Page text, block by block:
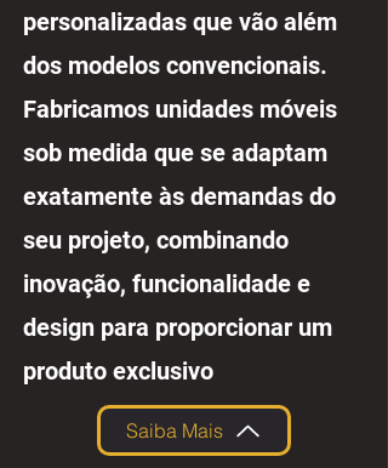
personalizadas que vão além
dos modelos convencionais.
Fabricamos unidades móveis
sob medida que se adaptam
exatamente às demandas do
seu projeto, combinando
inovação, funcionalidade e
design para proporcionar um
produto exclusivo
Saiba Mais